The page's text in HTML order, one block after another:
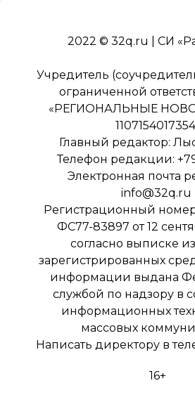
2022 © 32q.ru | СИ
Учредитель
ограниченной
«РЕГИОНАЛЬНЫЕ
Главный редактор:
Телефон редакции:
Электронная почта
info@32q.ru
Регистрационный
ФС77-83897 от 12
согласно выписке
зарегистрированных
информации выдана
службой по надзору в
информационных
массовых
Написать директору в
16+